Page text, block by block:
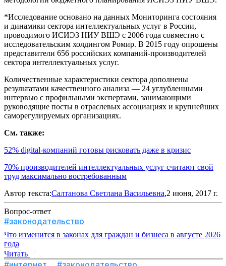
*Исследование основано на данных Мониторинга состояния
и динамики сектора интеллектуальных услуг в России,
проводимого ИСИЭЗ НИУ ВШЭ с 2006 года совместно с
исследовательским холдингом Ромир. В 2015 году опрошены
представители 656 российских компаний-производителей
сектора интеллектуальных услуг.
Количественные характеристики сектора дополнены
результатами качественного анализа — 24 углубленными
интервью с профильными экспертами, занимающими
руководящие посты в отраслевых ассоциациях и крупнейших
саморегулируемых организациях.
См. также:
52% digital-компаний готовы рисковать даже в кризис
70% производителей интеллектуальных услуг считают свой
труд максимально востребованным
Автор текста:Салтанова Светлана Васильевна,2 июня, 2017 г.
Вопрос-ответ
#законодательство
Что изменится в законах для граждан и бизнеса в августе 2026
года
Читать